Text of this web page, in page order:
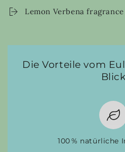
Lemon Verbena
Die Vorteile vom
Blick
100 % natürliche